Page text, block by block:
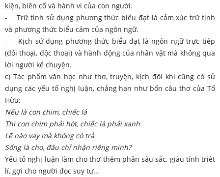
kiện, biên cố và hành vi của con người.
- Trữ tình sử dụng phương thức biểu đạt là cảm xúc trữ tình
và phương thức biểu cảm của ngôn ngữ.
- Kịch sử dụng phương thức biểu đạt là ngôn ngữ trực tiêp
(đôi thoại, độc thoại) và hành động của nhân vật mà không qua
lời người kể chuyện.
c) Tác phẩm văn học như thơ, truyện, kịch đôi khi cũng có sử
dụng các yếu tố nghị luận, chẳng hạn như bốn câu thơ của Tố
Hữu:
Nếu là con chim, chiếc lá
Thì con chim phải hót, chiếc lá phải xanh
Lẽ nào vay mà không có trả
Sống là cho, đâu chỉ nhận riêng mình?
Yếu tố nghị luận làm cho thơ thêm phần sâu sắc, giàu tính triêt
lí, gợi cho người đọc suy tư...